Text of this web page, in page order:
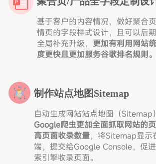
基于客户的内容情况，做好聚合
情页的字段样式设计，且可以后
全局补充升级， 更加有利用网站
度更快且更加服务谷歌排名规则。
制作站点地图Sitemap
自动生成网站站点地图（Sitemap
Google爬虫更加全面抓取网站的
高页面收录数量，将Sitemap显示
端，提交给Google Console，促
索引擎收录页面。